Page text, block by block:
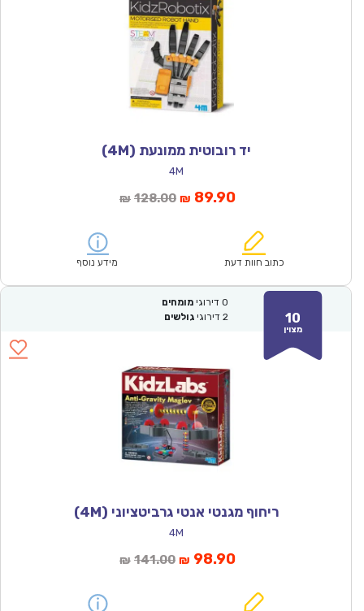
יד רובוטית ממונעת (4M)
4M
₪ 128.00המחיר
₪128.00.
₪ 89.90המחיר
הוא:
כתוב חוות דעת מידע נוסף
10
מצוין
0 דירוגי מומחים
2 דירוגי גולשים
ריחוף מגנטי אנטי גרביטציוני (4M)
4M
₪ 141.00המחיר
₪ 98.90המחיר
הוא: